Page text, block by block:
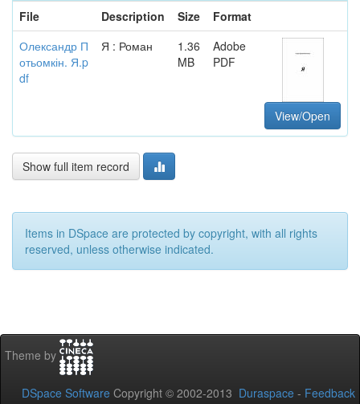
File
Description Size
Format
Олександр П
отьомкін. Я.p
df
Я : Роман
1.36
MB
Adobe
PDF
View/Open
Show full item record
Items in DSpace are protected by copyright, with all rights
reserved, unless otherwise indicated.
Theme by
DSpace Software Copyright © 2002-2013 Duraspace - Feedback